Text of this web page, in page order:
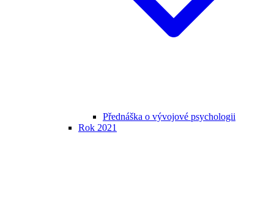
Přednáška o vývojové psychologii
Rok 2021